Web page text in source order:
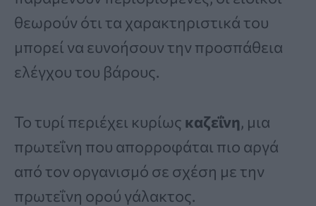
θεωρούν ότι τα χαρακτηριστικά του
μπορεί να ευνοήσουν την προσπάθεια
ελέγχου του βάρους.
Το τυρί περιέχει κυρίως καζεΐνη, μια
πρωτεΐνη που απορροφάται πιο αργά
από τον οργανισμό σε σχέση με την
πρωτεΐνη ορού γάλακτος.